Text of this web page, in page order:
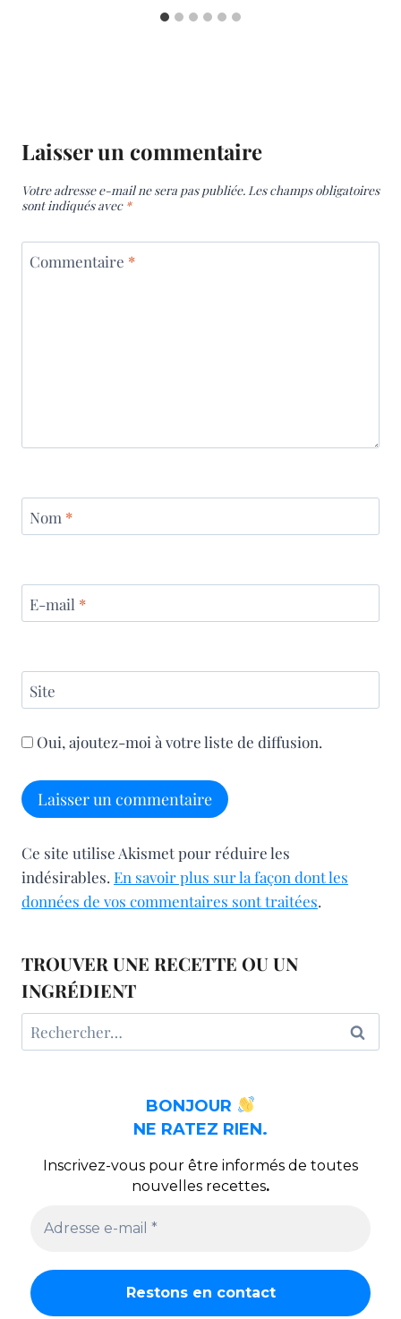
Laisser un commentaire
Votre adresse e-mail ne sera pas publiée. Les champs obligatoires
sont indiqués avec *
Commentaire *
Nom *
E-mail *
Site
Oui, ajoutez-moi à votre liste de diffusion.
Ce site utilise Akismet pour réduire les
indésirables. En savoir plus sur la façon dont les
données de vos commentaires sont traitées.
TROUVER UNE RECETTE OU UN
INGRÉDIENT
Rechercher :
BONJOUR
NE RATEZ RIEN.
Inscrivez-vous pour être informés de toutes
nouvelles recettes.